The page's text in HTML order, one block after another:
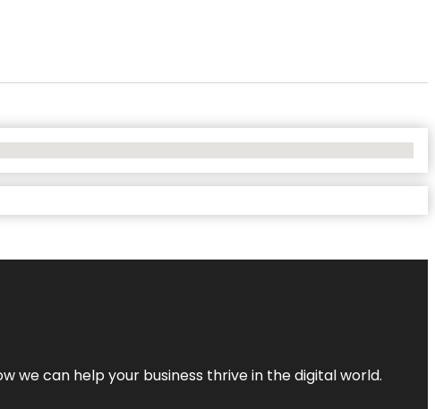
we can help your business thrive in the digital world.